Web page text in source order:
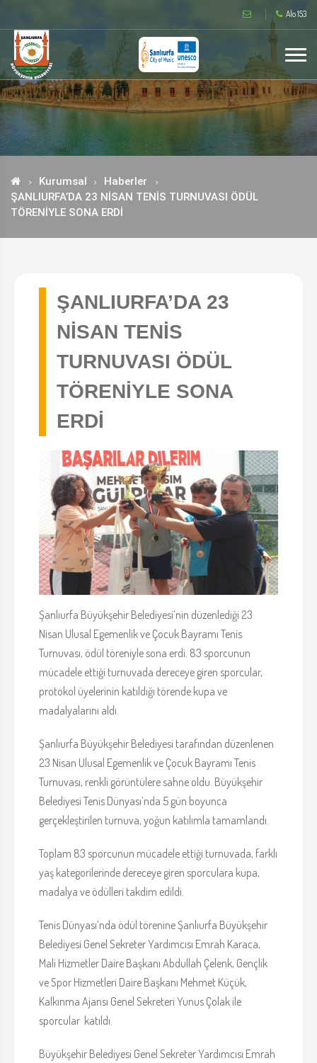
Alo 153
Kurumsal
Haberler
ŞANLIURFA’DA 23 NİSAN TENİS TURNUVASI ÖDÜL
TÖRENİYLE SONA ERDİ
ŞANLIURFA’DA 23
NİSAN TENİS
TURNUVASI ÖDÜL
TÖRENİYLE SONA
ERDİ
Şanlıurfa Büyükşehir Belediyesi’nin düzenlediği 23
Nisan Ulusal Egemenlik ve Çocuk Bayramı Tenis
Turnuvası, ödül töreniyle sona erdi. 83 sporcunun
mücadele ettiği turnuvada dereceye giren sporcular,
protokol üyelerinin katıldığı törende kupa ve
madalyalarını aldı.
Şanlıurfa Büyükşehir Belediyesi tarafından düzenlenen
23 Nisan Ulusal Egemenlik ve Çocuk Bayramı Tenis
Turnuvası, renkli görüntülere sahne oldu. Büyükşehir
Belediyesi Tenis Dünyası’nda 5 gün boyunca
gerçekleştirilen turnuva, yoğun katılımla tamamlandı.
Toplam 83 sporcunun mücadele ettiği turnuvada, farklı
yaş kategorilerinde dereceye giren sporculara kupa,
madalya ve ödülleri takdim edildi.
Tenis Dünyası’nda ödül törenine Şanlıurfa Büyükşehir
Belediyesi Genel Sekreter Yardımcısı Emrah Karaca,
Mali Hizmetler Daire Başkanı Abdullah Çelenk, Gençlik
ve Spor Hizmetleri Daire Başkanı Mehmet Küçük,
Kalkınma Ajansı Genel Sekreteri Yunus Çolak ile
sporcular katıldı.
Büyükşehir Belediyesi Genel Sekreter Yardımcısı Emrah